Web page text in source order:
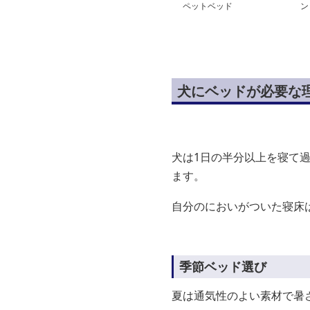
ペットベッド
犬にベッドが必要な
犬は1日の半分以上を寝て
ます。
自分のにおいがついた寝
季節ベッド選び
夏は通気性のよい素材で